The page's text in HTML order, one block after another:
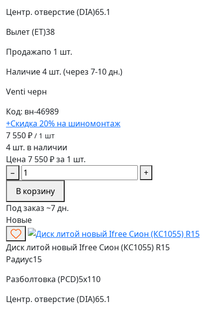
Центр. отверстие (DIA)65.1
Вылет (ET)38
Продажапо 1 шт.
Наличие4 шт. (через 7-10 дн.)
Venti черн
Код: вн-46989
+Скидка 20% на шиномонтаж
7 550 ₽ / 1 шт
4 шт. в наличии
Цена 7 550 ₽ за 1 шт.
−
+
В корзину
Под заказ ~7 дн.
Новые
Диск литой новый Ifree Сион (КС1055) R15
Радиус15
Разболтовка (PCD)5x110
Центр. отверстие (DIA)65.1